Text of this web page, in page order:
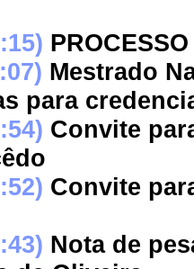
Mestrado
para
Convite
Convite
Nota de